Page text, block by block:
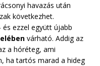
havazás után
következhet.
ezzel együtt újabb
várható. Addig az
a hóréteg, ami
ha tartós marad a hideg